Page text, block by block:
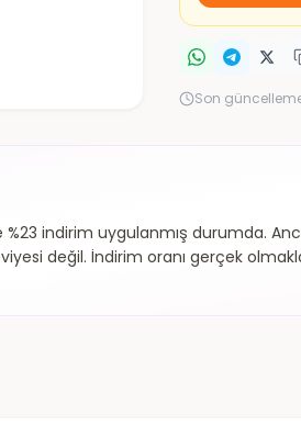
Son
indirim uygulanmış durumda.
değil. İndirim oranı gerçek